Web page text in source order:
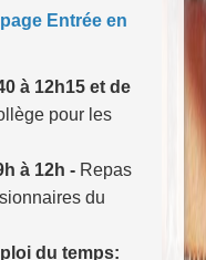
Entrée en
à 12h15 et de
pour les
à 12h - Repas
du
du temps: